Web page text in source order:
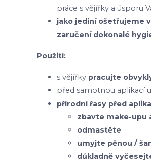
práce s vějířky a úsporu
jako jediní ošetřujeme
zaručení dokonalé
Použití:
s vějířky pracujte
před samotnou aplikací
přírodní řasy před
zbavte make-upu
odmastěte
umyjte pěnou /
důkladně